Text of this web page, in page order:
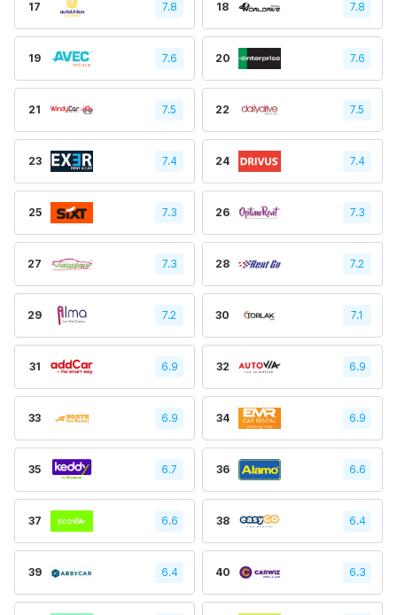
17 7.8 18 7.8
19 7.6 20 7.6
21 7.5 22 7.5
23 7.4 24 7.4
25 7.3 26 7.3
27 7.3 28 7.2
29 7.2 30 7.1
31 6.9 32 6.9
33 6.9 34 6.9
35 6.7 36 6.6
37 6.6 38 6.4
39 6.4 40 6.3